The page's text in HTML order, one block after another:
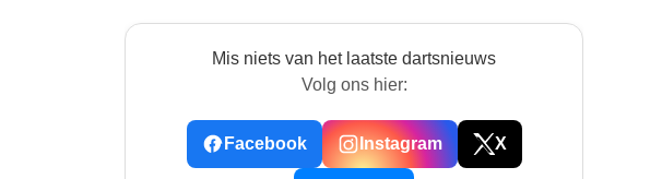
Mis niets van het laatste dartsnieuws
Volg ons hier:
Facebook Instagram X